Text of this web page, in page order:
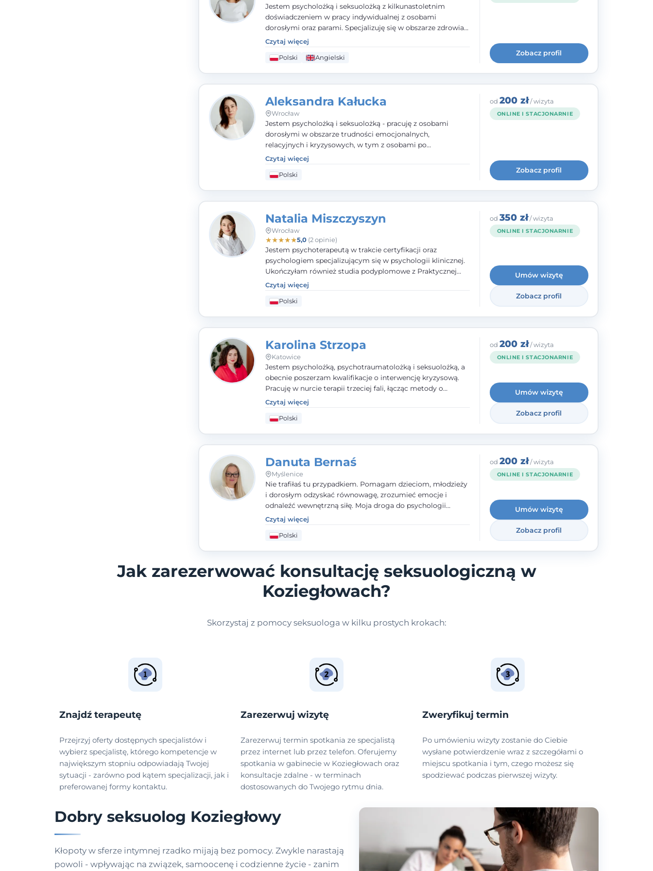
Jestem psycholożką i seksuolożką z kilkunastoletnim
doświadczeniem w pracy indywidualnej z osobami
dorosłymi oraz parami. Specjalizuję się w obszarze zdrowia
seksualnego, żałoby, kryzysów życiowych i wypalenia
zawodowego. Pracuję w języku polskim i angielskim, w
podejściu humanistycznym, opartym na partnerstwie i
Czytaj więcej
Polski Angielski Zobacz profil
Aleksandra Kałucka
Wrocław
Jestem psycholożką i seksuolożką - pracuję z osobami
dorosłymi w obszarze trudności emocjonalnych,
relacyjnych i kryzysowych, w tym z osobami po
doświadczeniach przemocy. Ukończyłam psychologię
kliniczną oraz studia podyplomowe z interwencji kryzysowej
i seksuologii klinicznej na SWPS we Wrocławiu. W pracy
Czytaj więcej
Polski
od 200 zł/ wizyta
ONLINE I STACJONARNIE
Zobacz profil
Natalia Miszczyszyn
Wrocław
★★★★★5,0(2 opinie)
Jestem psychoterapeutą w trakcie certyfikacji oraz
psychologiem specjalizującym się w psychologii klinicznej.
Ukończyłam również studia podyplomowe z Praktycznej
Diagnozy Psychologicznej. Aktywnie uczestniczę w
działalności Polskiego Towarzystwa Psychiatrycznego oraz
Polskiego Towarzystwa Psychologicznego, a także jestem
Czytaj więcej
Polski
od 350 zł/ wizyta
ONLINE I STACJONARNIE
Umów wizytę
Zobacz profil
Karolina Strzopa
Katowice
Jestem psycholożką, psychotraumatolożką i seksuolożką, a
obecnie poszerzam kwalifikacje o interwencję kryzysową.
Pracuję w nurcie terapii trzeciej fali, łącząc metody o
potwierdzonej skuteczności. Towarzyszę młodzieży,
dorosłym i parom w radzeniu sobie z bolesnymi
doświadczeniami tak, by mogli żyć pełniej.
Czytaj więcej
Polski
od 200 zł/ wizyta
ONLINE I STACJONARNIE
Umów wizytę
Zobacz profil
Danuta Bernaś
Myślenice
Nie trafiłaś tu przypadkiem. Pomagam dzieciom, młodzieży
i dorosłym odzyskać równowagę, zrozumieć emocje i
odnaleźć wewnętrzną siłę. Moja droga do psychologii
zaczęła się od życia - pełnego wyzwań, które nauczyły mnie
uważności, empatii i pokory. Dziś łączę doświadczenie
nauczycielki, psychologa, psychoterapeuty i seksuologa
mogę obiecać, że będę po Twojej stronie.
Czytaj więcej
Polski
od 200 zł/ wizyta
ONLINE I STACJONARNIE
Umów wizytę
Zobacz profil
Jak zarezerwować konsultację seksuologiczną w
Koziegłowach?
Skorzystaj z pomocy seksuologa w kilku prostych krokach:
Znajdź terapeutę
Przejrzyj oferty dostępnych specjalistów i
wybierz specjalistę, którego kompetencje w
największym stopniu odpowiadają Twojej
sytuacji - zarówno pod kątem specjalizacji, jak i
preferowanej formy kontaktu.
Zarezerwuj wizytę
Zarezerwuj termin spotkania ze specjalistą
przez internet lub przez telefon. Oferujemy
spotkania w gabinecie w Koziegłowach oraz
konsultacje zdalne - w terminach
dostosowanych do Twojego rytmu dnia.
Zweryfikuj termin
Po umówieniu wizyty zostanie do Ciebie
wysłane potwierdzenie wraz z szczegółami o
miejscu spotkania i tym, czego możesz się
spodziewać podczas pierwszej wizyty.
Dobry seksuolog Koziegłowy
Kłopoty w sferze intymnej rzadko mijają bez pomocy. Zwykle narastają
powoli - wpływając na związek, samoocenę i codzienne życie - zanim